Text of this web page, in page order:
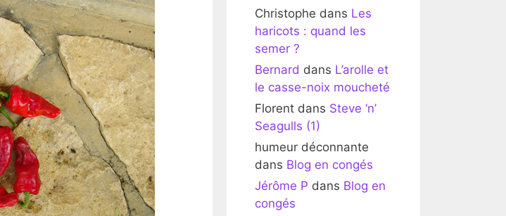
Christophe dans Les
haricots : quand les
semer ?
Bernard dans L’arolle et
le casse-noix moucheté
Florent dans Steve ‘n’
Seagulls (1)
humeur déconnante
dans Blog en congés
Jérôme P dans Blog en
congés